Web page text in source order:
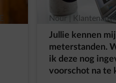
Nour |
Jullie kennen
meterstanden.
ik deze nog
voorschot na te